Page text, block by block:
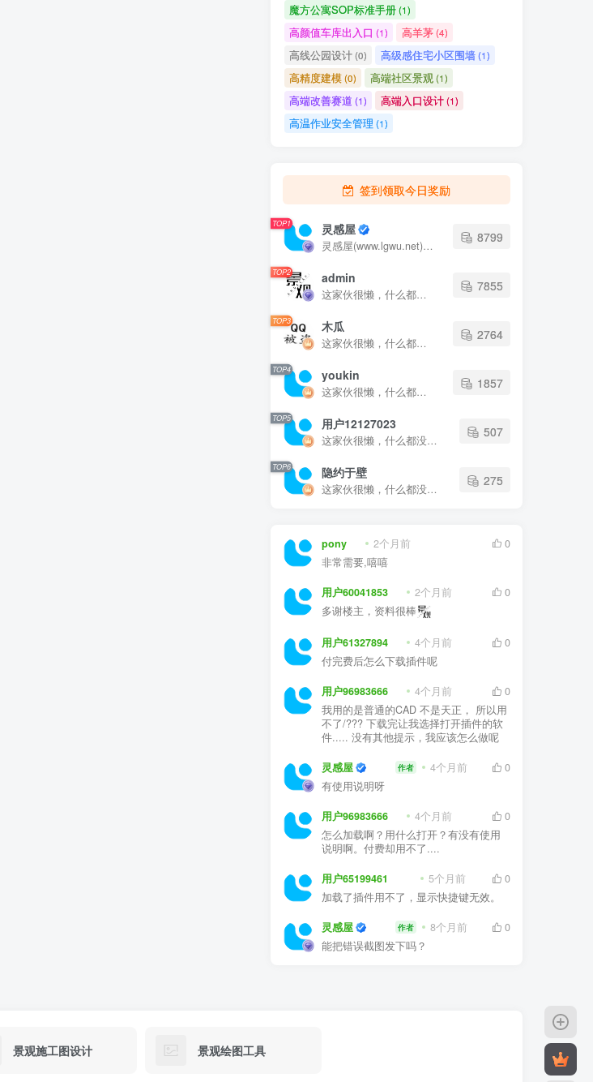
魔方公寓SOP标准手册(1)
高颜值车库出入口 (1) 高羊茅(4)
高线公园设计(0) 高级感住宅小区围墙(1)
高精度建模(0) 高端社区景观 (1)
高端改善赛道 (1) 高端入口设计(1)
高温作业安全管理 (1)
签到领取今日奖励
TOP1 灵感屋
灵感屋(www.lgwu.net)尽可能为每一位设计师提供更全面、更精致、更具有创意感的设计素材。努力成为景观设计师展示实力和互相学习的优质网络资源发布平台。
8799
TOP2 admin
这家伙很懒，什么都没有写...
7855
TOP3 木瓜
这家伙很懒，什么都没有写...
2764
TOP4 youkin
这家伙很懒，什么都没有写...
1857
TOP5 用户12127023
这家伙很懒，什么都没有写...
507
TOP6 隐约于壁
这家伙很懒，什么都没有写...
275
pony 2个月前
0
非常需要,嘻嘻
用户60041853 2个月前
0
多谢楼主，资料很棒
用户61327894 4个月前
0
付完费后怎么下载插件呢
用户96983666 4个月前
0
我用的是普通的CAD 不是天正， 所以用
不了/??? 下载完让我选择打开插件的软
件..... 没有其他提示，我应该怎么做呢
灵感屋 作者 4个月前
0
有使用说明呀
用户96983666 4个月前
0
怎么加载啊？用什么打开？有没有使用
说明啊。付费却用不了....
用户65199461 5个月前
0
加载了插件用不了，显示快捷键无效。
灵感屋 作者 8个月前
0
能把错误截图发下吗？
景观施工图设计 景观绘图工具